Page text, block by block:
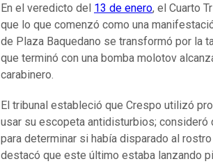
En el veredicto del 13 de enero, el Cuarto
que lo que comenzó como una
de Plaza Baquedano se transformó por la
que terminó con una bomba molotov
carabinero.
El tribunal estableció que Crespo utilizó
usar su escopeta antidisturbios; consideró
para determinar si había disparado al
destacó que este último estaba lanzando